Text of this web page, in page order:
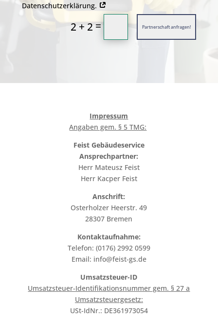
Datenschutzerklärung.
2 + 2= Partnerschaft anfragen!
Impressum
Angaben gem. § 5 TMG:
Feist Gebäudeservice
Ansprechpartner:
Herr Mateusz Feist
Herr Kacper Feist
Anschrift:
Osterholzer Heerstr. 49
28307 Bremen
Kontaktaufnahme:
Telefon: (0176) 2992 0599
Email: info@feist-gs.de
Umsatzsteuer-ID
Umsatzsteuer-Identifikationsnummer gem. § 27 a
Umsatzsteuergesetz:
USt-IdNr.: DE361973054